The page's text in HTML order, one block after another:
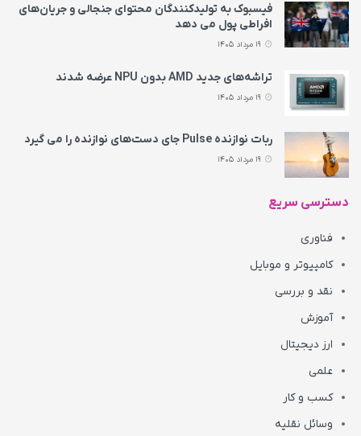
فیسبوک به تولیدکنندگان محتوای جنجالی و جریان‌های
افراطی پول می‌ دهد
تراشه‌های جدید AMD بدون NPU عرضه شدند
ربات نوازنده Pulse جای دست‌های نوازنده را می‌ گیرد
دسترسی سریع
فناوری
کامپیوتر و موبایل
نقد و بررسی
آموزش
ارز دیجیتال
علمی
کسب و کار
وسائل نقلیه